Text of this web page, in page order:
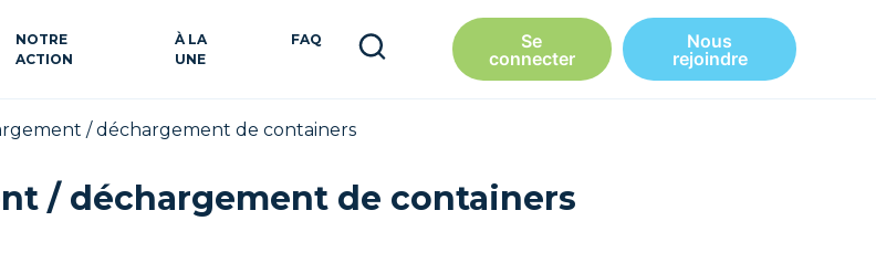
NOTRE
ACTION
À LA
UNE
FAQ
Se
connecter
Nous
rejoindre
/ déchargement de containers
/ déchargement de containers